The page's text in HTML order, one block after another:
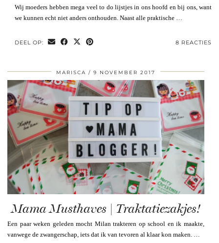
Wij moeders hebben mega veel to do lijstjes in ons hoofd en bij ons, want
we kunnen echt niet anders onthouden. Naast alle praktische …
DEEL OP: 8 REACTIES
MARISCA 9 NOVEMBER 2017
Mama Musthaves | Traktatiezakjes!
Een paar weken geleden mocht Milan trakteren op school en ik maakte,
vanwege de zwangerschap, iets dat ik van tevoren al klaar kon maken. …